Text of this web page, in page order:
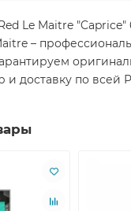
Le Maitre
–
доставку по всей